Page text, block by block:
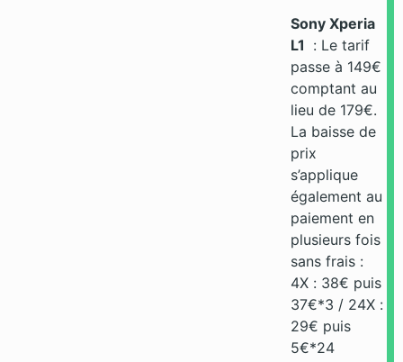
Sony Xperia
L1 : Le tarif
passe à 149€
comptant au
lieu de 179€.
La baisse de
prix
s’applique
également au
paiement en
plusieurs fois
sans frais :
4X : 38€ puis
37€*3 / 24X :
29€ puis
5€*24